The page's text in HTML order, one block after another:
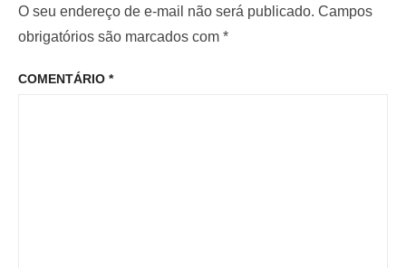
e
P
o
i
o
:
m
o
o
O seu endereço de e-mail não será publicado. Campos
obrigatórios são marcados com *
COMENTÁRIO *